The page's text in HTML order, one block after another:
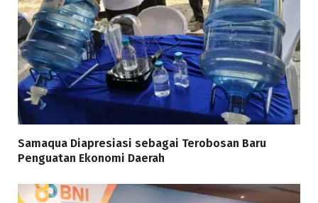
Samaqua Diapresiasi sebagai Terobosan Baru
Penguatan Ekonomi Daerah